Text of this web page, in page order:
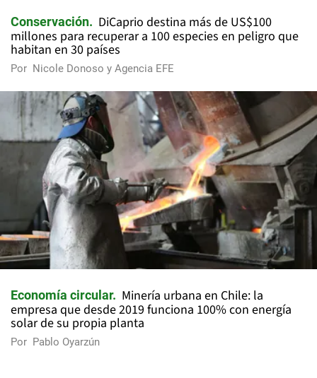
Conservación
DiCaprio destina más de US$100
millones para recuperar a 100 especies en peligro que
habitan en 30 países
Por Nicole Donoso y Agencia EFE
Economía circular
Minería urbana en Chile: la
empresa que desde 2019 funciona 100% con energía
solar de su propia planta
Por Pablo Oyarzún